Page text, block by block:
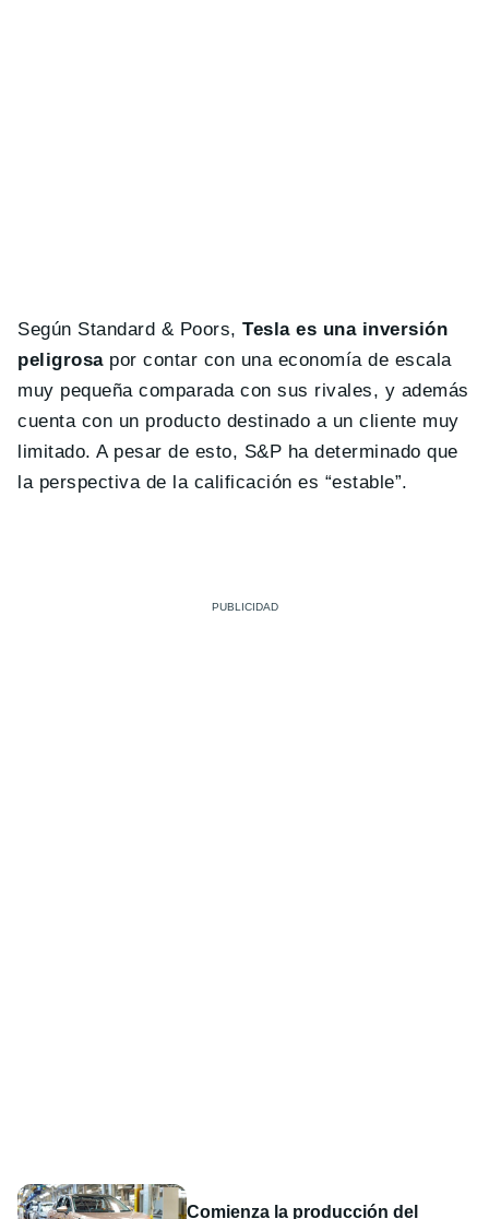
Según Standard & Poors, Tesla es una inversión
peligrosapor contar con una economía de escala
muy pequeña comparada con sus rivales, y además
cuenta con un producto destinado a un cliente muy
limitado. A pesar de esto, S&P ha determinado que
la perspectiva de la calificación es “estable”.
Comienza la producción del